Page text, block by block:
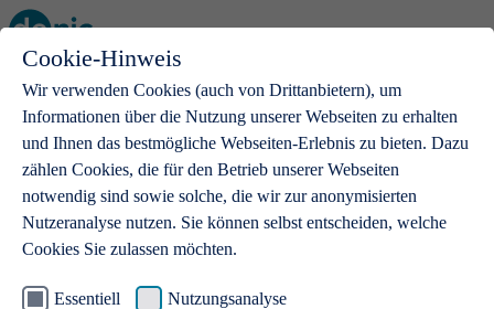
Cookie-Hinweis
Wir verwenden Cookies (auch von Drittanbietern), um
Informationen über die Nutzung unserer Webseiten zu erhalten
und Ihnen das bestmögliche Webseiten-Erlebnis zu bieten. Dazu
zählen Cookies, die für den Betrieb unserer Webseiten
notwendig sind sowie solche, die wir zur anonymisierten
Nutzeranalyse nutzen. Sie können selbst entscheiden, welche
Cookies Sie zulassen möchten.
Essentiell Nutzungsanalyse
Open main menu
.de-Domains
Mit einer .de-Domain erhalten Ideen eine Bühne